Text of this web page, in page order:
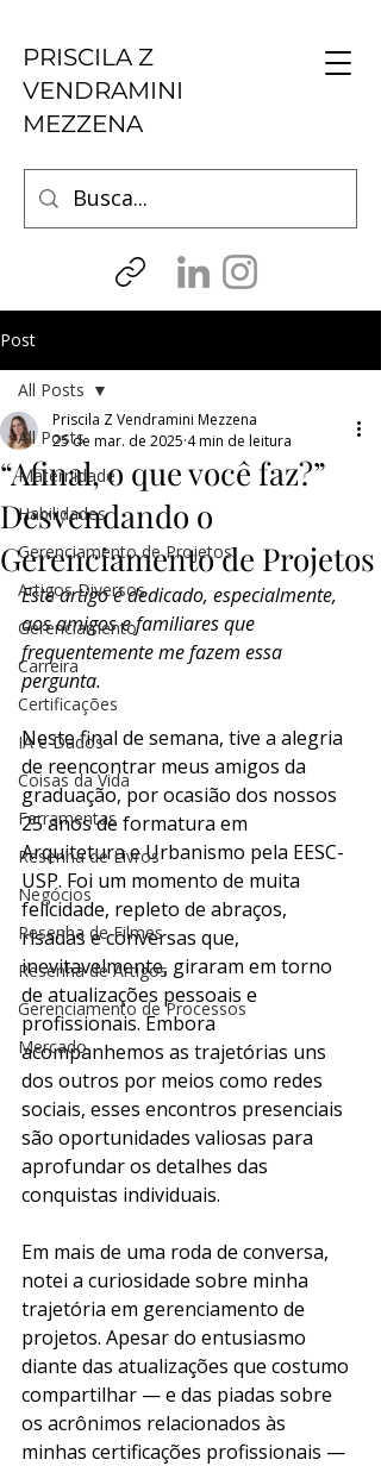
PRISCILA Z
VENDRAMINI
MEZZENA
Post
All Posts
Maternidade
Habilidades
Gerenciamento de Projetos
Artigos Diversos
Gerenciamento
Carreira
Certificações
IA e Dados
Coisas da Vida
Ferramentas
Resenha de Livros
Negócios
Resenha de Filmes
Resenha de Artigos
Gerenciamento de Processos
Mercado
All Posts
“Afinal, o que você faz?”
Desvendando o
Gerenciamento de Projetos
Priscila Z Vendramini Mezzena
25 de mar. de 2025 4 min de leitura
Este artigo é dedicado, especialmente,
aos amigos e familiares que
frequentemente me fazem essa
pergunta.
Neste final de semana, tive a alegria
de reencontrar meus amigos da
graduação, por ocasião dos nossos
25 anos de formatura em
Arquitetura e Urbanismo pela EESC-
USP. Foi um momento de muita
felicidade, repleto de abraços,
risadas e conversas que,
inevitavelmente, giraram em torno
de atualizações pessoais e
profissionais. Embora
acompanhemos as trajetórias uns
dos outros por meios como redes
sociais, esses encontros presenciais
são oportunidades valiosas para
aprofundar os detalhes das
conquistas individuais.
Em mais de uma roda de conversa,
notei a curiosidade sobre minha
trajetória em gerenciamento de
projetos. Apesar do entusiasmo
diante das atualizações que costumo
compartilhar — e das piadas sobre
os acrônimos relacionados às
minhas certificações profissionais —